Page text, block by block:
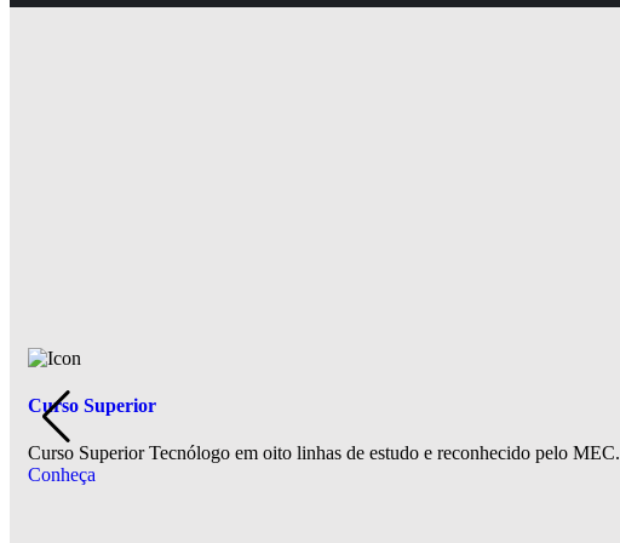
Curso Superior
Curso Superior Tecnólogo em oito linhas de estudo e reconhecido pelo MEC.
Conheça